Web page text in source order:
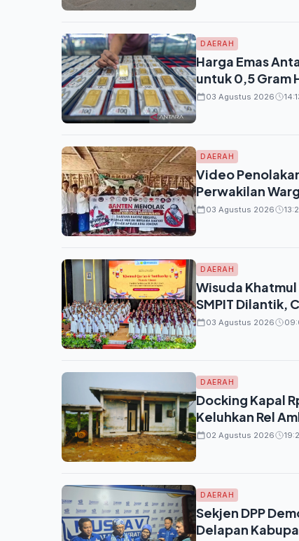
DAERAH
Harga Emas
untuk 0,5 Gram
03 Agustus 2026
DAERAH
Video
Perwakilan
03 Agustus 2026
DAERAH
Wisuda
SMPIT Dilantik,
03 Agustus 2026
DAERAH
Docking Kapal
Keluhkan Rel
02 Agustus 2026
DAERAH
Sekjen DPP
Delapan